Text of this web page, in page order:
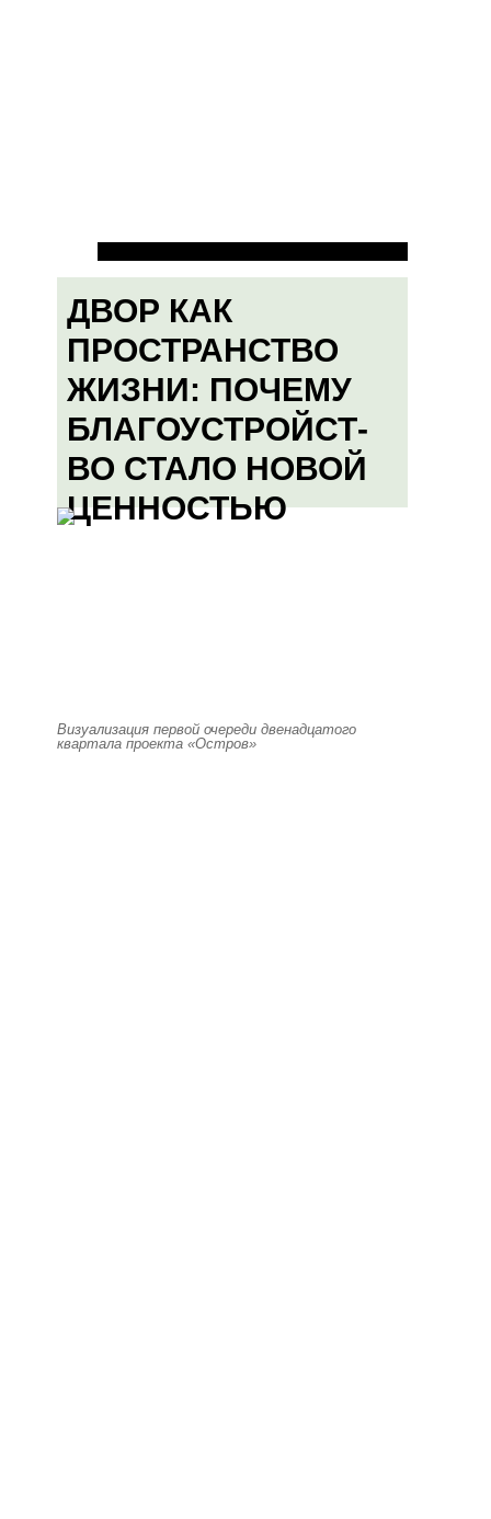
ДВОР КАК
ПРОСТРАНСТВО
ЖИЗНИ: ПОЧЕМУ
БЛАГОУСТРОЙСТ-
ВО СТАЛО НОВОЙ
ЦЕННОСТЬЮ
Визуализация первой очереди двенадцатого
квартала проекта «Остров»